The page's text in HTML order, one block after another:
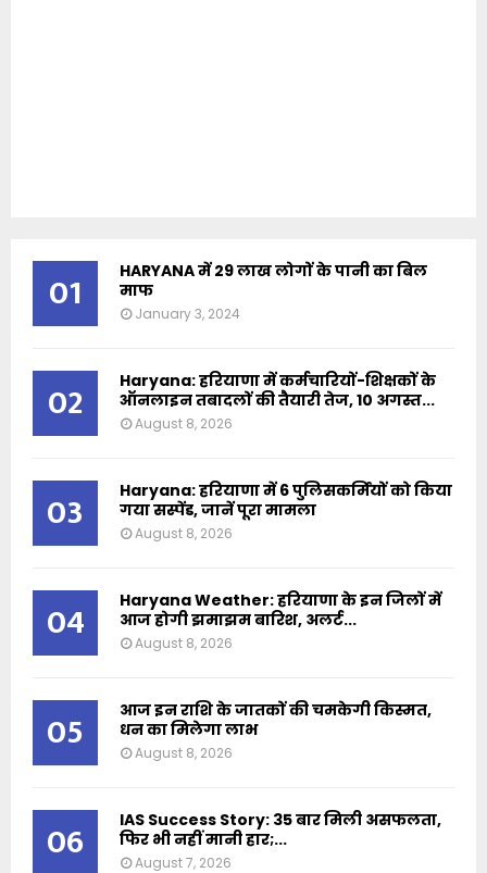
01
HARYANA में 29 लाख लोगों के पानी का बिल
माफ
January 3, 2024
02
Haryana: हरियाणा में कर्मचारियों-शिक्षकों के
ऑनलाइन तबादलों की तैयारी तेज, 10 अगस्त...
August 8, 2026
03
Haryana: हरियाणा में 6 पुलिसकर्मियों को किया
गया सस्पेंड, जानें पूरा मामला
August 8, 2026
04
Haryana Weather: हरियाणा के इन जिलों में
आज होगी झमाझम बारिश, अलर्ट...
August 8, 2026
05
आज इन राशि के जातकों की चमकेगी किस्मत,
धन का मिलेगा लाभ
August 8, 2026
06
IAS Success Story: 35 बार मिली असफलता,
फिर भी नहीं मानी हार;...
August 7, 2026